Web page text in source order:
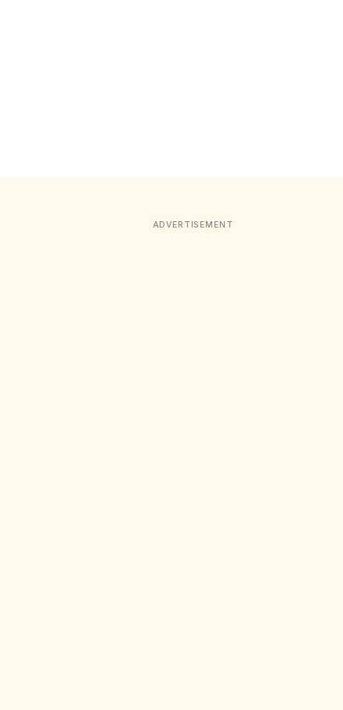
ADVERTISEMENT